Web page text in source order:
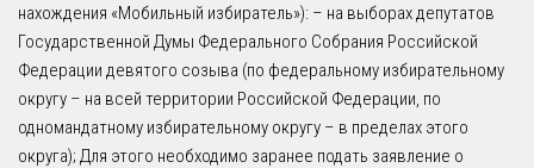
нахождения «Мобильный избиратель»): – на выборах депутатов
Государственной Думы Федерального Собрания Российской
Федерации девятого созыва (по федеральному избирательному
округу – на всей территории Российской Федерации, по
одномандатному избирательному округу – в пределах этого
округа); Для этого необходимо заранее подать заявление о